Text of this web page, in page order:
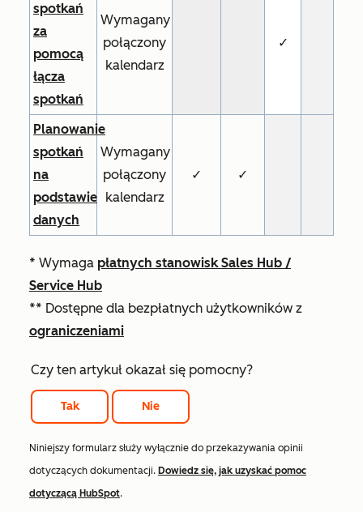
spotkań
za
pomocą
łącza
spotkań
Wymagany
połączony
kalendarz
✓
Planowanie
spotkań
na
podstawie
danych
Wymagany
połączony
kalendarz
✓ ✓
* Wymaga płatnych stanowiskSales Hub /
Service Hub
** Dostępne dla bezpłatnych użytkowników z
ograniczeniami
Czy ten artykuł okazał się pomocny?
Tak Nie
Niniejszy formularz służy wyłącznie do przekazywania opinii
dotyczących dokumentacji. Dowiedz się, jak uzyskać pomoc
dotyczącą HubSpot.